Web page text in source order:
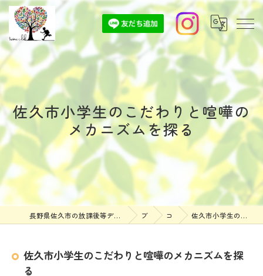
佐久市小学生のこだわりと喧嘩の
メカニズムを探る
長野県佐久市の放課後等デイサービスなら放課後等デイサービスついんずくらぶ ブログ コラム 佐久市小学生のこだわりと喧嘩のメカニズムを探る
佐久市小学生のこだわりと喧嘩のメカニズムを探
る